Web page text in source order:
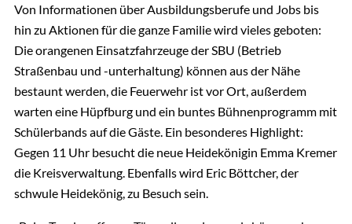
Von Informationen über Ausbildungsberufe und Jobs bis
hin zu Aktionen für die ganze Familie wird vieles geboten:
Die orangenen Einsatzfahrzeuge der SBU (Betrieb
Straßenbau und -unterhaltung) können aus der Nähe
bestaunt werden, die Feuerwehr ist vor Ort, außerdem
warten eine Hüpfburg und ein buntes Bühnenprogramm mit
Schülerbands auf die Gäste. Ein besonderes Highlight:
Gegen 11 Uhr besucht die neue Heidekönigin Emma Kremer
die Kreisverwaltung. Ebenfalls wird Eric Böttcher, der
schwule Heidekönig, zu Besuch sein.